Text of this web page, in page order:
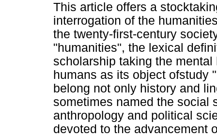
This article offers a
interrogation of the
the twenty-first-century
"humanities", the lexical
scholarship taking the
humans as its object ofstudy
belong not only history and
sometimes named the social
anthropology and political
devoted to the advancement